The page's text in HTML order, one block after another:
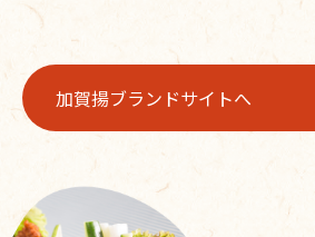
加賀揚ブランドサイトへ